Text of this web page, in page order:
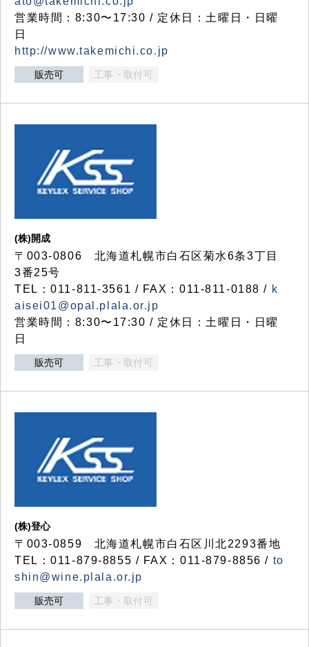
営業時間：8:30〜17:30 / 定休日：土曜日・日曜
日
http://www.takemichi.co.jp
販売可 工事・取付可
(株)開成
〒003-0806 北海道札幌市白石区菊水6条3丁目
3番25号
TEL：011-811-3561 / FAX：011-811-0188 / k
aisei01@opal.plala.or.jp
営業時間：8:30〜17:30 / 定休日：土曜日・日曜
日
販売可 工事・取付可
(株)登心
〒003-0859 北海道札幌市白石区川北2293番地
TEL：011-879-8855 / FAX：011-879-8856 / to
shin@wine.plala.or.jp
販売可 工事・取付可